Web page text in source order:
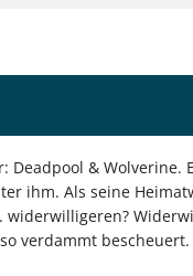
& Wolverine.
ihm. Als seine
verdammt bescheuert.